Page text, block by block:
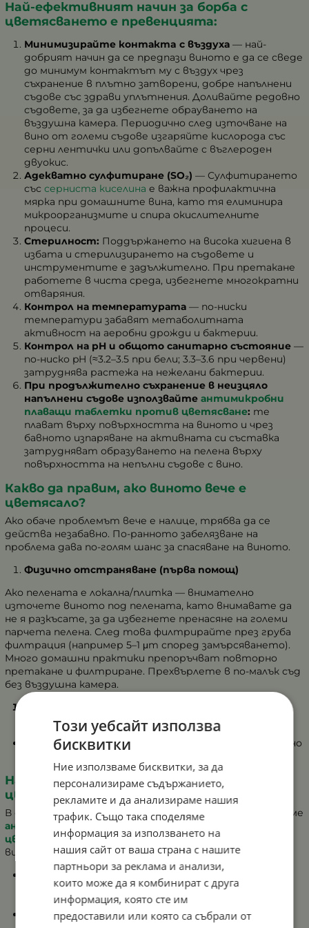
Най-ефективният начин за борба с
цветясването е превенцията:
Минимизирайте контактa с въздуха — най-
добрият начин да се предпази виното е да се сведе
до минимум контактът му с въздух чрез
съхранение в плътно затворени, добре напълнени
съдове със здрави уплътнения. Доливайте редовно
съдовете, за да избегнете обрауването на
въздушна камера. Периодично след източване на
вино от големи съдове изгаряйте кислорода със
серни лентички или допълвайте с въглероден
двуокис.
Адекватно сулфитиране (SO₂) — Сулфитирането
със серниста киселина е важна профилактична
мярка при домашните вина, като тя елиминира
микроорганизмите и спира окислителните
процеси.
Стерилност: Поддържането на висока хигиена в
избата и стерилизирането на съдовете и
инструментите е задължително. При претакане
работете в чиста среда, избегнете многократни
отваряния.
Контрол на температурата — по-ниски
температури забавят метаболитната
активност на аеробни дрожди и бактерии.
Контрол на pH и общото санитарно състояние —
по-ниско pH (≈3.2–3.5 при бели; 3.3–3.6 при червени)
затруднява растежа на нежелани бактерии.
При продължително съхранение в неизцяло
напълнени съдове използвайте антимикробни
плаващи таблетки против цветясване: те
плават върху повърхността на виното и чрез
бавното изпаряване на активната си съставка
затрудняват образуването на пелена върху
повърхността на непълни съдове с вино.
Какво да правим, ако виното вече е
цветясало?
Ако обаче проблемът вече е налице, трябва да се
действа незабавно. По-ранното забелязване на
проблема дава по-голям шанс за спасяване на виното.
Физично отстраняване (първа помощ)
Ако пелената е локална/плитка — внимателно
източете виното под пелената, като внимавате да
не я разкъсате, за да избегнете пренасяне на големи
парчета пелена. След това филтрирайте през груба
филтрация (например 5–1 μm според замърсяването).
Много домашни практики препоръчват повторно
претакане и филтриране. Прехвърлете в по-малък съд
без въздушна камера.
киселина (ако не е правено досега)
Важно: При напреднало цветясване вкусът трудно
Нашето решение –Таблетки против
цветясване
В онлайн магазина на агроаптеката ни вече предлагаме
антимикробни плаващи таблетки против
цветясване,разработени за домашни
винопроизводители. Те:
Освобождават контролирано активната си
съставка (алил изо-тиоцианат върху парафинова
основа).
Предпазват от образуването на пелена върху
Този уебсайт използва
бисквитки
Ние използваме бисквитки, за да
персонализираме съдържанието,
рекламите и да анализираме нашия
трафик. Също така споделяме
информация за използването на
нашия сайт от ваша страна с нашите
партньори за реклама и анализи,
които може да я комбинират с друга
информация, която сте им
предоставили или която са събрали от